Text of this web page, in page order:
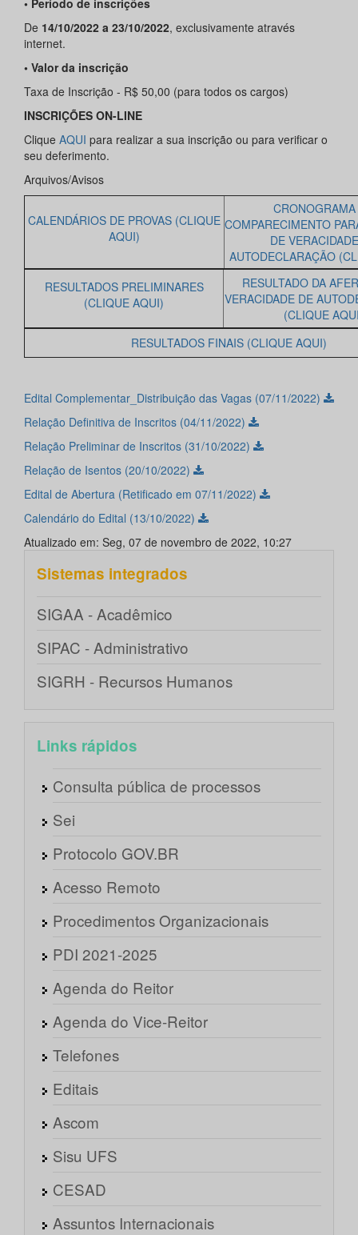
• Período de inscrições
De 14/10/2022 a 23/10/2022, exclusivamente através
internet.
• Valor da inscrição
Taxa de Inscrição - R$ 50,00 (para todos os cargos)
INSCRIÇÕES ON-LINE
Clique AQUI para realizar a sua inscrição ou para verificar o
seu deferimento.
Arquivos/Avisos
CALENDÁRIOS DE PROVAS (CLIQUE
AQUI)
COMPARECIMENTO
DE
AUTODECLARAÇÃO
RESULTADOS PRELIMINARES
(CLIQUE AQUI)
RESULTADO DA
VERACIDADE DE
(CLIQUE
RESULTADOS FINAIS (CLIQUE AQUI)
Edital Complementar_Distribuição das Vagas (07/11/2022)
Relação Definitiva de Inscritos (04/11/2022)
Relação Preliminar de Inscritos (31/10/2022)
Relação de Isentos (20/10/2022)
Edital de Abertura (Retificado em 07/11/2022)
Calendário do Edital (13/10/2022)
Atualizado em: Seg, 07 de novembro de 2022, 10:27
Sistemas integrados
SIGAA - Acadêmico
SIPAC - Administrativo
SIGRH - Recursos Humanos
Links rápidos
Consulta pública de processos
Sei
Protocolo GOV.BR
Acesso Remoto
Procedimentos Organizacionais
PDI 2021-2025
Agenda do Reitor
Agenda do Vice-Reitor
Telefones
Editais
Ascom
Sisu UFS
CESAD
Assuntos Internacionais